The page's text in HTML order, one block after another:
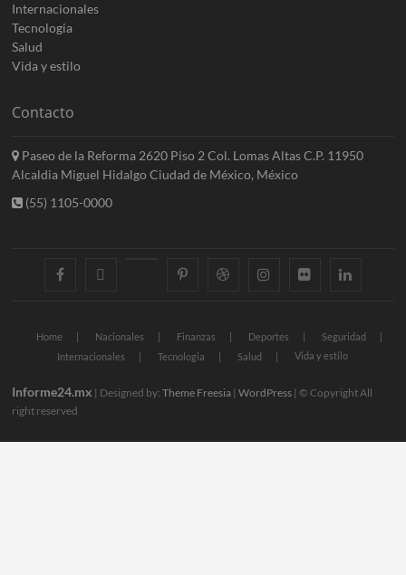
Internacionales
Tecnologia
Salud
Vida y estilo
Contacto
Paseo de la Reforma 2620 Piso 2 Col. Lomas Altas C.P. 11950
Alcaldia Miguel Hidalgo Ciudad de México, México
(55) 1105-0000
facebook googlepluspinterestdribbble instagramflickr linkedin
Home Nacionales Finanzas Deportes
Seguridad
Internacionales
Tecnologia Salud Vida y estilo
Informe24.mx | Designed by:Theme Freesia |WordPress | © Copyright All
right reserved